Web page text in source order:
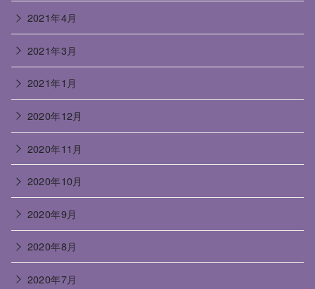
2021年4月
2021年3月
2021年1月
2020年12月
2020年11月
2020年10月
2020年9月
2020年8月
2020年7月